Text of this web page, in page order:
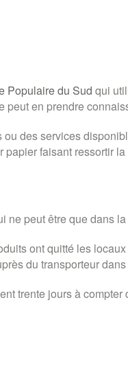
Populaire du Sud qui
en prendre
des services
faisant ressortir la
peut être que dans
ont quitté les
du transporteur
trente jours à